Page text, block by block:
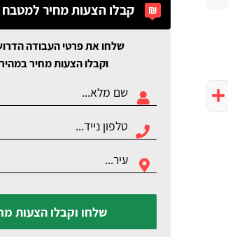
קבלו הצעות מחיר
שלחו את פרטי העבודה
וקבלו הצעות מחיר
שלחו וקבלו הצעות